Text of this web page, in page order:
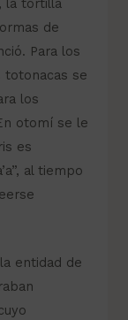
la tortilla
de
Para los
totonacas se
los
otomí se le
es
al tiempo
entidad de